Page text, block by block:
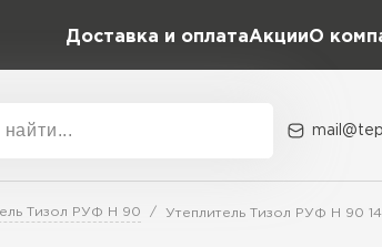
Доставка и оплатаАкцииО
Тизол РУФ Н 90 Утеплитель Тизол РУФ Н 90